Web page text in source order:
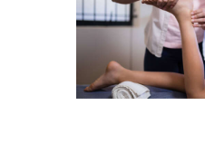
BLOG
CONTACTEZ